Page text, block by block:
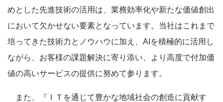
めとした先進技術の活用は、業務効率化や新たな価値創出
において欠かせない要素となっています。当社はこれまで
培ってきた技術力とノウハウに加え、AIを積極的に活用し
ながら、お客様の課題解決に寄り添い、より高度で付加価
値の高いサービスの提供に努めて参ります。
また、『ＩＴを通じて豊かな地域社会の創造に貢献す